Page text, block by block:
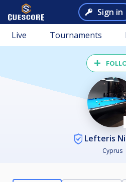
Sign in
Live Tournaments
Lefteris
Cyprus